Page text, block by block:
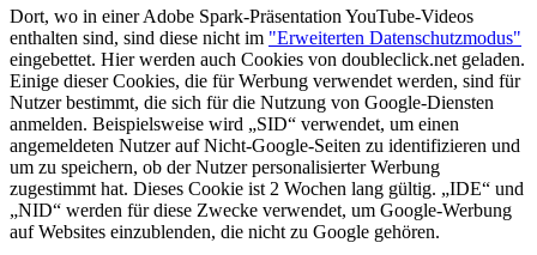
Dort, wo in einer Adobe Spark-Präsentation YouTube-Videos
enthalten sind, sind diese nicht im "Erweiterten Datenschutzmodus"
eingebettet. Hier werden auch Cookies von doubleclick.net geladen.
Einige dieser Cookies, die für Werbung verwendet werden, sind für
Nutzer bestimmt, die sich für die Nutzung von Google-Diensten
anmelden. Beispielsweise wird „SID“ verwendet, um einen
angemeldeten Nutzer auf Nicht-Google-Seiten zu identifizieren und
um zu speichern, ob der Nutzer personalisierter Werbung
zugestimmt hat. Dieses Cookie ist 2 Wochen lang gültig. „IDE“ und
„NID“ werden für diese Zwecke verwendet, um Google-Werbung
auf Websites einzublenden, die nicht zu Google gehören.